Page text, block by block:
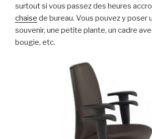
surtout si vous passez des heures
chaise de bureau. Vous pouvez y poser
souvenir, une petite plante, un cadre
bougie, etc.